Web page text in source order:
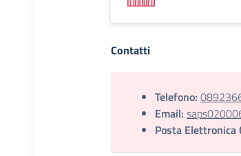
Contatti
Telefono:
Email:
Posta Elettronica